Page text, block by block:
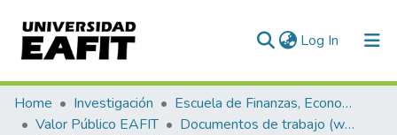
Log In (current)
Statistics
Home Investigación
Escuela de Finanzas, Economía y Gobierno
Valor Público EAFIT
Documentos de trabajo (working papers)